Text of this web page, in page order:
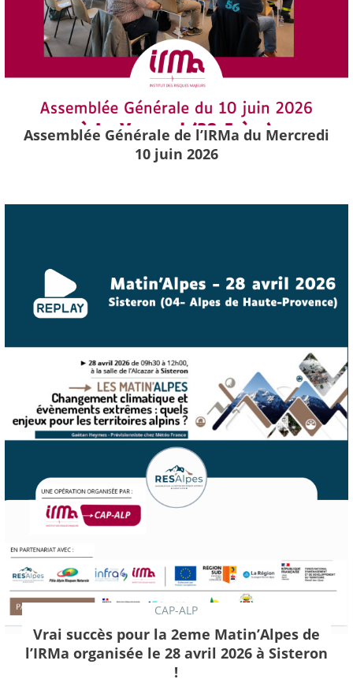
Assemblée Générale de l’IRMa du Mercredi
10 juin 2026
CAP-ALP
Vrai succès pour la 2eme Matin’Alpes de
l’IRMa organisée le 28 avril 2026 à Sisteron
!